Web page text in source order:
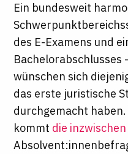
Ein bundesweit
des E-Examens und
Bachelorabschlusses
wünschen sich
das erste juristische
durchgemacht
kommt die